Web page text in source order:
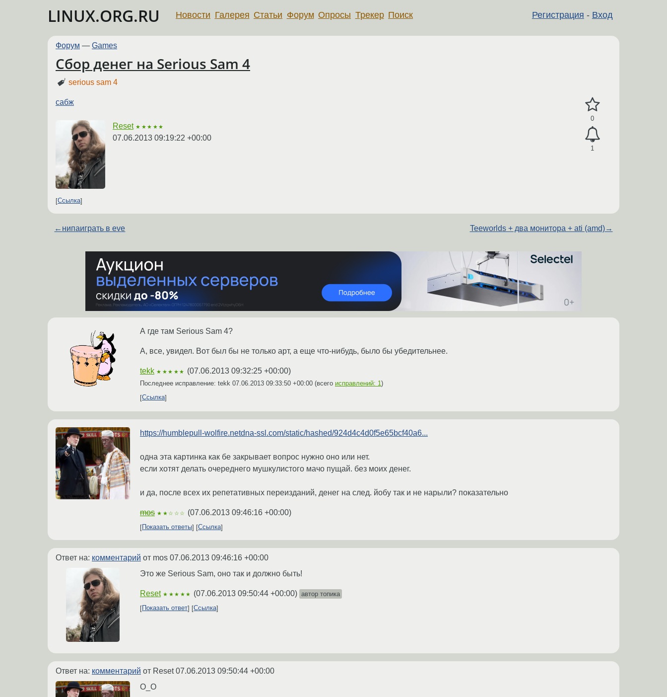
LINUX.ORG.RU Регистрация - Вход
Новости Галерея Статьи Форум Опросы Трекер Поиск
Форум — Games
Сбор денег на Serious Sam 4
serious sam 4
0
1
сабж
Reset ★★★★★
07.06.2013 09:19:22 +00:00
Ссылка
← нипаиграть в eve Teeworlds + два монитора + ati (amd)→
А где там Serious Sam 4?
А, все, увидел. Вот был бы не только арт, а еще что-нибудь, было бы убедительнее.
tekk ★★★★★ (07.06.2013 09:32:25 +00:00)
Последнее исправление: tekk 07.06.2013 09:33:50 +00:00 (всего исправлений: 1)
Ссылка
https://humblepull-wolfire.netdna-ssl.com/static/hashed/924d4c4d0f5e65bcf40a6...
одна эта картинка как бе закрывает вопрос нужно оно или нет.
если хотят делать очереднего мушкулистого мачо пущай. без моих денег.
и да, после всех их репетативных переизданий, денег на след. йобу так и не нарыли? показательно
mos ★★☆☆☆ (07.06.2013 09:46:16 +00:00)
Показать ответы Ссылка
Ответ на: комментарий от mos 07.06.2013 09:46:16 +00:00
Это же Serious Sam, оно так и должно быть!
Reset ★★★★★ (07.06.2013 09:50:44 +00:00) автор топика
Показать ответ
Ссылка
Ответ на: комментарий от Reset07.06.2013 09:50:44 +00:00
О_О